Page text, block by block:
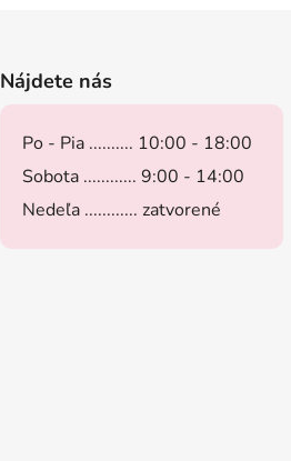
Nájdete nás
Po - Pia .......... 10:00 - 18:00
Sobota ............ 9:00 - 14:00
Nedeľa ............ zatvorené